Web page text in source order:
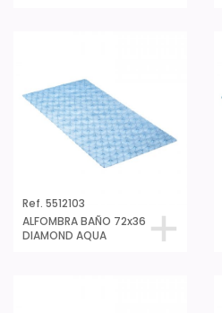
Ref. 5512103
ALFOMBRA BAÑO 72x36
DIAMOND AQUA